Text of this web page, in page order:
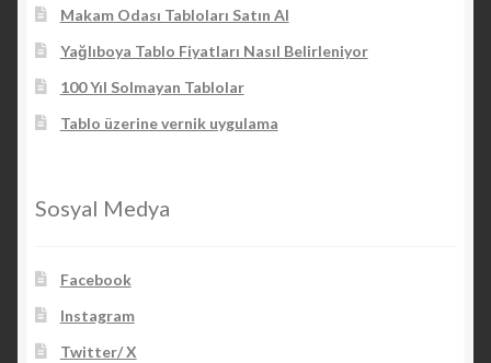
Makam Odası Tabloları Satın Al
Yağlıboya Tablo Fiyatları Nasıl Belirleniyor
100 Yıl Solmayan Tablolar
Tablo üzerine vernik uygulama
Sosyal Medya
Facebook
Instagram
Twitter/ X